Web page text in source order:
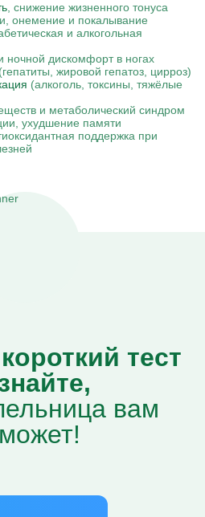
, снижение жизненного тонуса
онемение и покалывание
и алкогольная
дискомфорт в ногах
жировой гепатоз, цирроз)
(алкоголь, токсины, тяжёлые
и метаболический синдром
ухудшение памяти
поддержка при
тест
вам